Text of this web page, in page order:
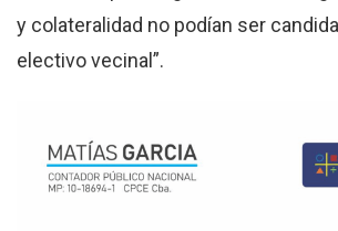
y colateralidad no podían ser
electivo vecinal”.